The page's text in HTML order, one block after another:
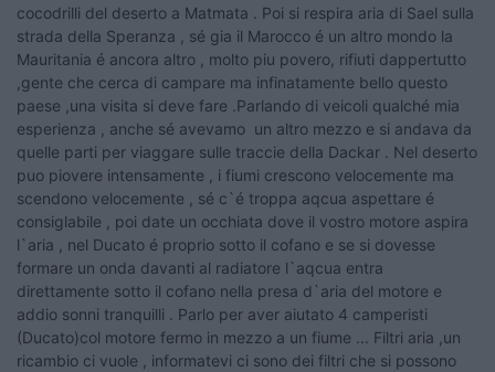
cocodrilli del deserto a Matmata . Poi si respira aria di Sael sulla
strada della Speranza , sé gia il Marocco é un altro mondo la
Mauritania é ancora altro , molto piu povero, rifiuti dappertutto
,gente che cerca di campare ma infinatamente bello questo
paese ,una visita si deve fare .Parlando di veicoli qualché mia
esperienza , anche sé avevamo un altro mezzo e si andava da
quelle parti per viaggare sulle traccie della Dackar . Nel deserto
puo piovere intensamente , i fiumi crescono velocemente ma
scendono velocemente , sé c`é troppa aqcua aspettare é
consiglabile , poi date un occhiata dove il vostro motore aspira
l`aria , nel Ducato é proprio sotto il cofano e se si dovesse
formare un onda davanti al radiatore l`aqcua entra
direttamente sotto il cofano nella presa d`aria del motore e
addio sonni tranquilli . Parlo per aver aiutato 4 camperisti
(Ducato)col motore fermo in mezzo a un fiume ... Filtri aria ,un
ricambio ci vuole , informatevi ci sono dei filtri che si possono